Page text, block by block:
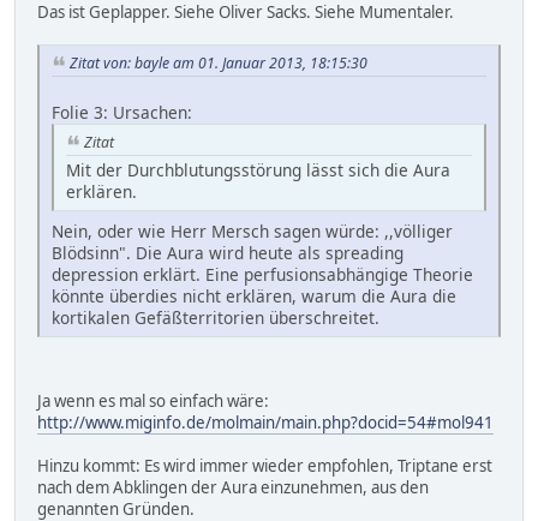
Das ist Geplapper. Siehe Oliver Sacks. Siehe Mumentaler.
Zitat von: bayle am 01. Januar 2013, 18:15:30
Folie 3: Ursachen:
Zitat
Mit der Durchblutungsstörung lässt sich die Aura
erklären.
Nein, oder wie Herr Mersch sagen würde: ,,völliger
Blödsinn". Die Aura wird heute als spreading
depression erklärt. Eine perfusionsabhängige Theorie
könnte überdies nicht erklären, warum die Aura die
kortikalen Gefäßterritorien überschreitet.
Ja wenn es mal so einfach wäre:
http://www.miginfo.de/molmain/main.php?docid=54#mol941
Hinzu kommt: Es wird immer wieder empfohlen, Triptane erst
nach dem Abklingen der Aura einzunehmen, aus den
genannten Gründen.